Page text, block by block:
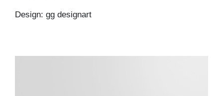
Design: gg designart